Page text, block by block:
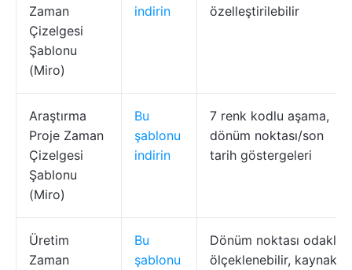
Zaman
Çizelgesi
Şablonu
(Miro)
indirin
özelleştirilebilir
Araştırma
Proje Zaman
Çizelgesi
Şablonu
(Miro)
Bu
şablonu
indirin
7 renk kodlu aşama,
dönüm noktası/son
tarih göstergeleri
Üretim
Zaman
Bu
şablonu
Dönüm noktası odaklı,
ölçeklenebilir, kaynak